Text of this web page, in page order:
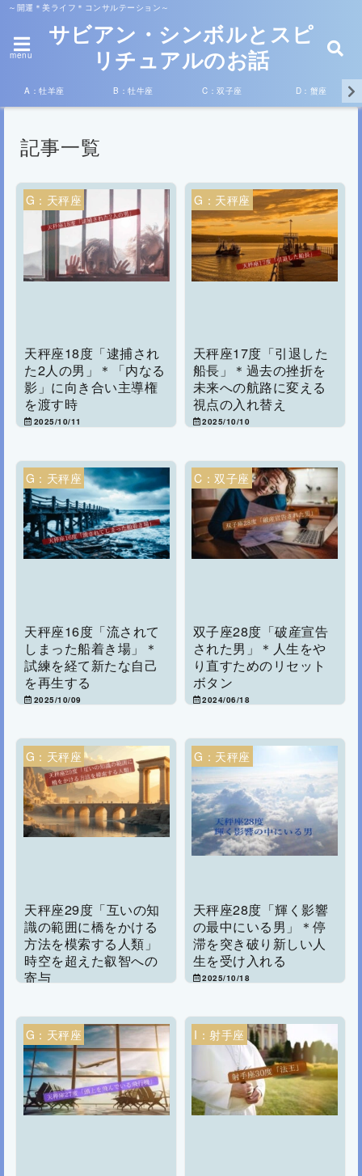
～開運＊美ライフ＊コンサルテーション～
menu
サビアン・シンボルとスピ
リチュアルのお話
A：牡羊座 B：牡牛座 C：双子座 D：蟹座
記事一覧
G：天秤座
天秤座18度「逮捕され
た2人の男」＊「内なる
影」に向き合い主導権
を渡す時
2025/10/11
G：天秤座
天秤座17度「引退した
船長」＊過去の挫折を
未来への航路に変える
視点の入れ替え
2025/10/10
G：天秤座
天秤座16度「流されて
しまった船着き場」＊
試練を経て新たな自己
を再生する
2025/10/09
C：双子座
双子座28度「破産宣告
された男」＊人生をや
り直すためのリセット
ボタン
2024/06/18
G：天秤座
天秤座29度「互いの知
識の範囲に橋をかける
方法を模索する人類」
時空を超えた叡智への
寄与
G：天秤座
天秤座28度「輝く影響
の最中にいる男」＊停
滞を突き破り新しい人
生を受け入れる
2025/10/18
G：天秤座 I：射手座